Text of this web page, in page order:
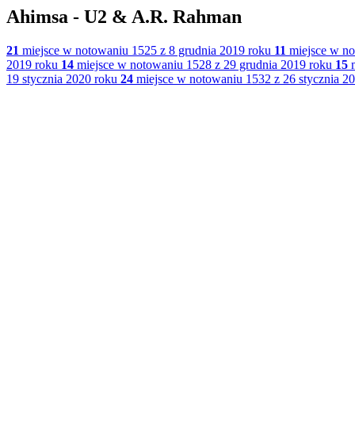
Ahimsa - U2 & A.R. Rahman
21 miejsce w notowaniu 1525 z 8 grudnia 2019 roku 11 miejsce w
2019 roku 14 miejsce w notowaniu 1528 z 29 grudnia 2019 roku 15
19 stycznia 2020 roku 24 miejsce w notowaniu 1532 z 26 stycznia